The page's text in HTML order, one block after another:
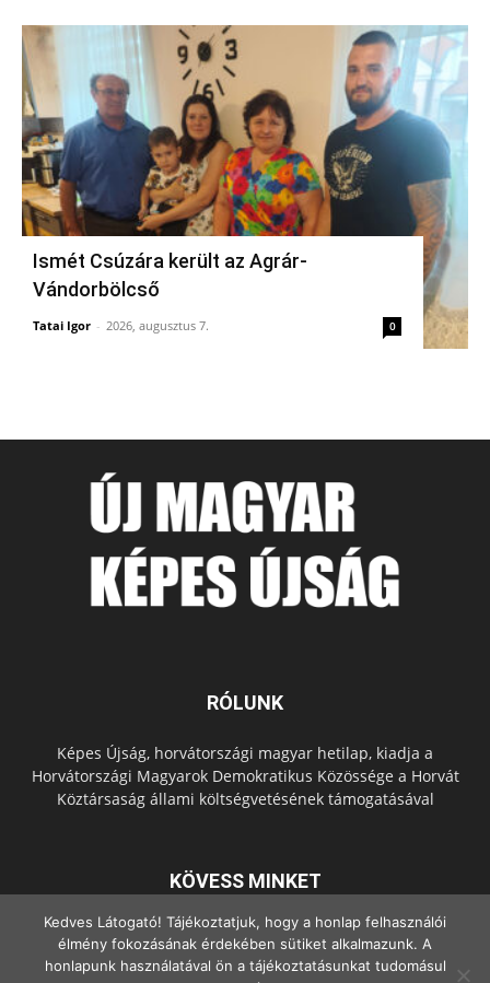
Ismét Csúzára került az Agrár-
Vándorbölcső
Tatai Igor - 2026, augusztus 7. 0
RÓLUNK
Képes Újság, horvátországi magyar hetilap, kiadja a
Horvátországi Magyarok Demokratikus Közössége a Horvát
Köztársaság állami költségvetésének támogatásával
KÖVESS MINKET
Kedves Látogató! Tájékoztatjuk, hogy a honlap felhasználói
élmény fokozásának érdekében sütiket alkalmazunk. A
honlapunk használatával ön a tájékoztatásunkat tudomásul